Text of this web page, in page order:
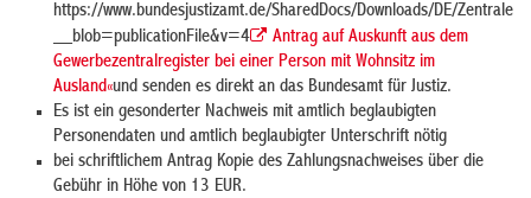
https://www.bundesjustizamt.de/SharedDocs/Downloads/DE/
__blob=publicationFile&v=4
Antrag auf Auskunft aus dem
Gewerbezentralregister bei einer Person mit Wohnsitz im
Ausland«und senden es direkt an das Bundesamt für Justiz.
Es ist ein gesonderter Nachweis mit amtlich beglaubigten
Personendaten und amtlich beglaubigter Unterschrift nötig
bei schriftlichem Antrag Kopie des Zahlungsnachweises über die
Gebühr in Höhe von 13 EUR.